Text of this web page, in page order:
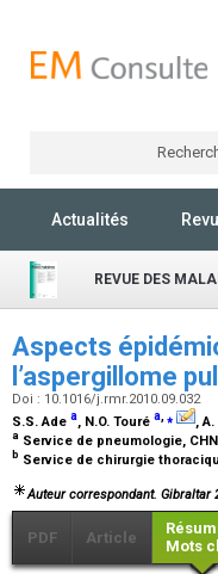
Actualités
REVUE DES
Aspects
l’aspergillome
Doi : 10.1016/j.rmr.2010.09.032
S.S. Ade a, N.O. Touré a,⁎ ,
a Service de pneumologie,
b Service de chirurgie
Auteur correspondant. Gibraltar
PDF Article
Mots